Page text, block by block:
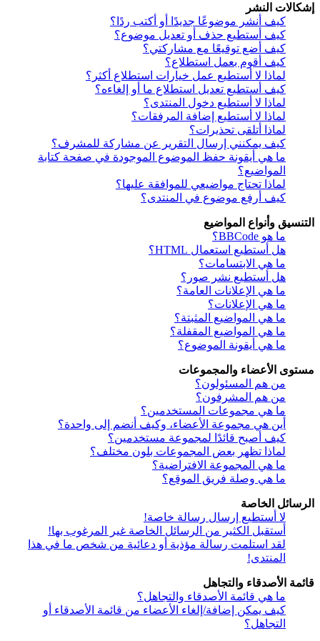
إشكالات النشر
كيف أنشر موضوعًا جديدًا أو أكتب ردًا؟
كيف أستطيع حذف أو تعديل موضوع؟
كيف أضع توقيعًا مع مشاركتي؟
كيف أقوم بعمل استطلاع؟
لماذا لا أستطيع عمل خيارات استطلاع أكثر؟
كيف أستطيع تعديل استطلاع ما أو إلغاءه؟
لماذا لا أستطيع دخول المنتدى؟
لماذا لا أستطيع إضافة المرفقات؟
لماذا أتلقى تحذيرات؟
كيف يمكنني إرسال التقرير عن مشاركة للمشرف؟
ما هي أيقونة حفظ الموضوع الموجودة في صفحة كتابة
المواضيع؟
لماذا تحتاج مواضيعي للموافقة عليها؟
كيف أرفع موضوع في المنتدى؟
التنسيق وأنواع المواضيع
ما هو BBCode؟
هل أستطيع استعمال HTML؟
ما هي الابتسامات؟
هل أستطيع نشر صور؟
ما هي الإعلانات العامة؟
ما هي الإعلانات؟
ما هي المواضيع المثبتة؟
ما هي المواضيع المقفلة؟
ما هي أيقونة الموضوع؟
مستوى الأعضاء والمجموعات
من هم المسئولون؟
من هم المشرفون؟
ما هي مجموعات المستخدمين؟
أين هي مجموعة الأعضاء، وكيف أنضم إلى واحدة؟
كيف أصبح قائدًا لمجموعة مستخدمين؟
لماذا تظهر بعض المجموعات بلون مختلف؟
ما هي المجموعة الافتراضية؟
ما هي وصلة فريق الموقع؟
الرسائل الخاصة
لا أستطيع إرسال رسالة خاصة!
أستقبل الكثير من الرسائل الخاصة غير المرغوب بها!
لقد استلمت رسالة مؤذية أو دعائية من شخص ما في هذا
المنتدى!
قائمة الأصدقاء والتجاهل
ما هي قائمة الأصدقاء والتجاهل؟
كيف يمكن إضافة/إلغاء الأعضاء من قائمة الأصدقاء أو
التجاهل؟